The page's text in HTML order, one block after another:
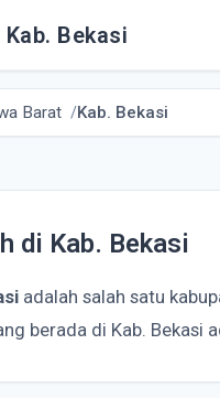
Bekasi
Barat Kab. Bekasi
di Kab. Bekasi
adalah salah satu
berada di Kab. Bekasi